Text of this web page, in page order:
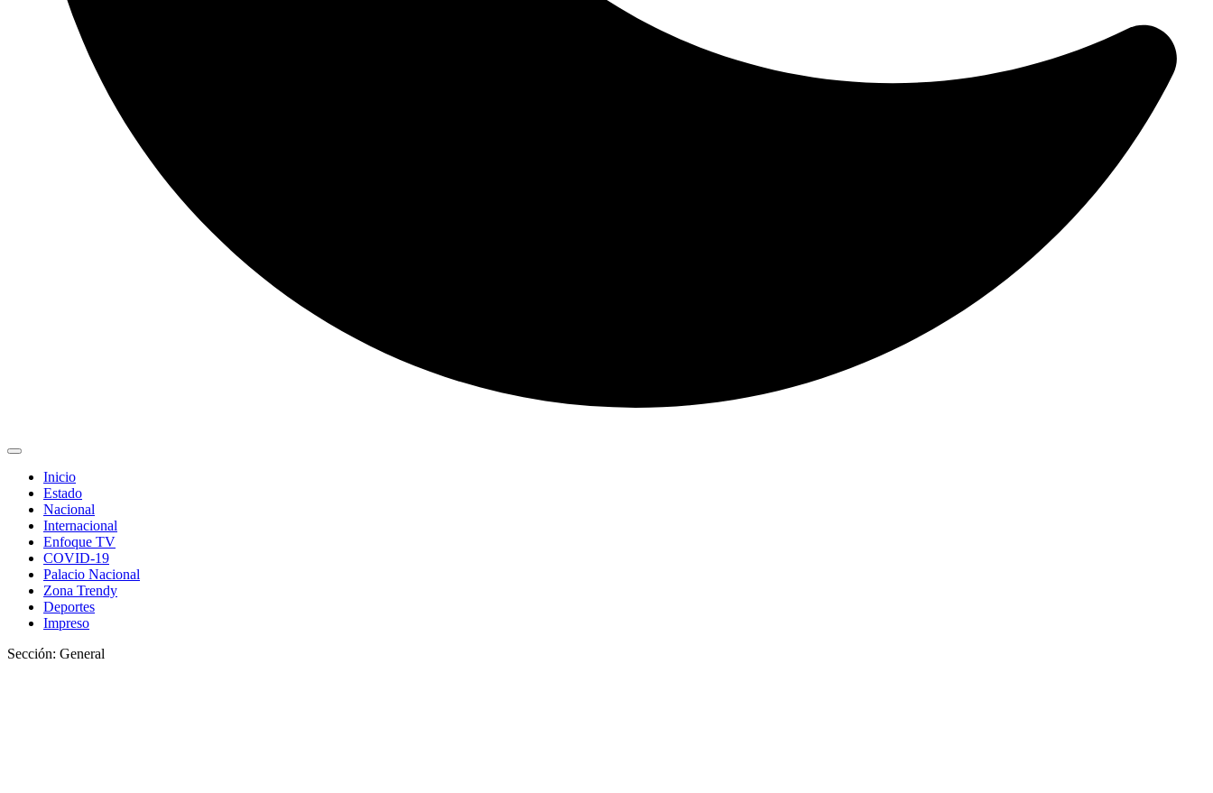
Inicio
Estado
Nacional
Internacional
Enfoque TV
COVID-19
Palacio Nacional
Zona Trendy
Deportes
Impreso
Sección: General